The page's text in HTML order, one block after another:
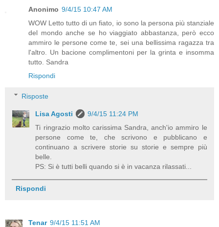
Anonimo 9/4/15 10:47 AM
WOW Letto tutto di un fiato, io sono la persona più stanziale
del mondo anche se ho viaggiato abbastanza, però ecco
ammiro le persone come te, sei una bellissima ragazza tra
l'altro. Un bacione complimentoni per la grinta e insomma
tutto. Sandra
Rispondi
Risposte
Lisa Agosti
9/4/15 11:24 PM
Ti ringrazio molto carissima Sandra, anch'io ammiro le
persone come te, che scrivono e pubblicano e
continuano a scrivere storie su storie e sempre più
belle.
PS: Si è tutti belli quando si è in vacanza rilassati...
Rispondi
Tenar 9/4/15 11:51 AM